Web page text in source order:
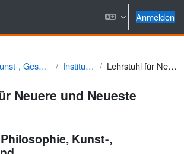
Anmelden
Philosophie, Kunst-, Geschichts- und Gesellschaftswissenschaften Institut für Geschichte Lehrstuhl für Neuere und Neueste Geschichte
Neuere und Neueste
Kunst-,